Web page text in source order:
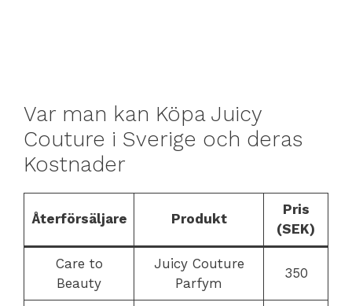
Var man kan Köpa Juicy
Couture i Sverige och deras
Kostnader
Återförsäljare Produkt
Pris
(SEK)
Care to
Beauty
Juicy Couture
Parfym
350